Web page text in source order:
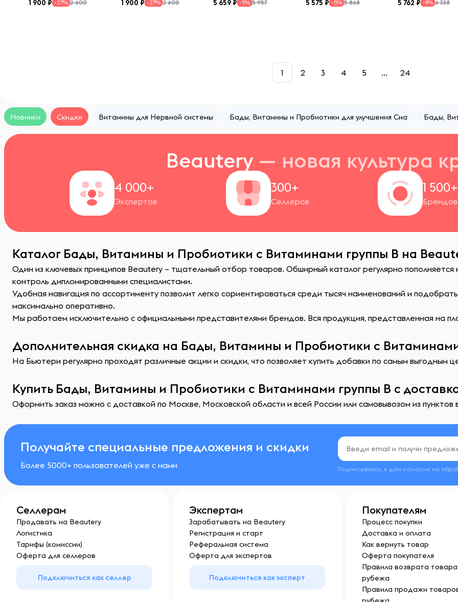
1 900 -27% 2 600 1 900 -27% 2 600 5 659 -5% 5 957 5 575 -5% 5 868 5 762 -9% 6 338
1 2 3 4 5 ... 24
Новинки Скидки Витамины для Нервной системы Бады, Витамины и Пробиотики для улучшения Сна Бады,
Beautery — новая культура
4 000+
Экспертов
300+
Селлеров
1 500+
Брендов
Каталог Бады, Витамины и Пробиотики с Витаминами группы B на
Один из ключевых принципов Beautery – тщательный отбор товаров. Обширный каталог регулярно
контроль дипломированными специалистами.
Удобная навигация по ассортименту позволит легко сориентироваться среди тысяч наименований и
максимально оперативно.
Мы работаем исключительно с официальными представителями брендов. Вся продукция, представленная на
Дополнительная скидка на Бады, Витамины и Пробиотики с
На Бьютери регулярно проходят различные акции и скидки, что позволяет купить добавки по самым выгодным
Купить Бады, Витамины и Пробиотики с Витаминами группы B с
Оформить заказ можно с доставкой по Москве, Московской области и всей России или самовывозом из пунктов
Получайте специальные предложения и скидки
Более 5000+ пользователей уже с нами Подписываясь, я даю согласие на
Селлерам
Продавать на Beautery
Логистика
Тарифы (комиссии)
Оферта для селлеров
Подключиться как селлер
Экспертам
Зарабатывать на Beautery
Регистрация и старт
Реферальная система
Оферта для экспертов
Подключиться как эксперт
Покупателям
Процесс покупки
Доставка и оплата
Как вернуть товар
Оферта покупателя
Правила возврата товара
рубежа
Правила продажи